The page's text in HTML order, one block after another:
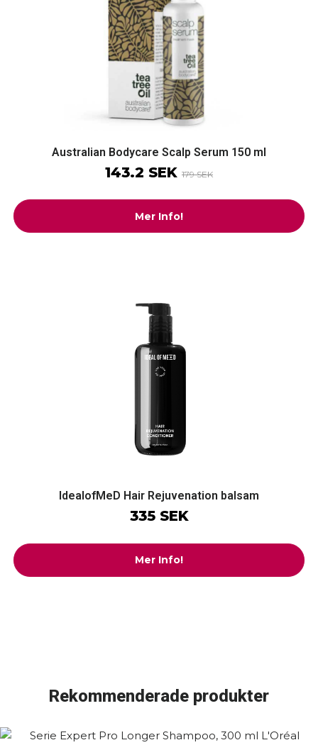
Australian Bodycare Scalp Serum 150 ml
143.2 SEK 179 SEK
Mer Info!
IdealofMeD Hair Rejuvenation balsam
335 SEK
Mer Info!
Rekommenderade produkter